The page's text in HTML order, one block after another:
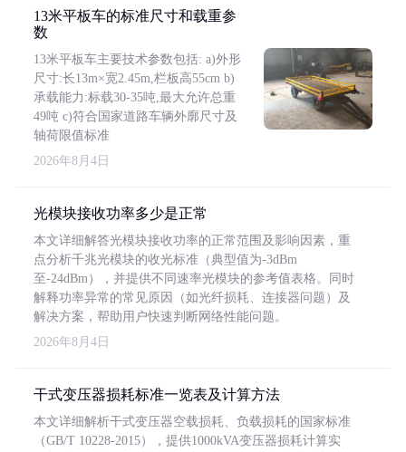
13米平板车的标准尺寸和载重参
数
13米平板车主要技术参数包括: a)外形
尺寸:长13m×宽2.45m,栏板高55cm b)
承载能力:标载30-35吨,最大允许总重
49吨 c)符合国家道路车辆外廓尺寸及
轴荷限值标准
2026年8月4日
光模块接收功率多少是正常
本文详细解答光模块接收功率的正常范围及影响因素，重
点分析千兆光模块的收光标准（典型值为-3dBm
至-24dBm），并提供不同速率光模块的参考值表格。同时
解释功率异常的常见原因（如光纤损耗、连接器问题）及
解决方案，帮助用户快速判断网络性能问题。
2026年8月4日
干式变压器损耗标准一览表及计算方法
本文详细解析干式变压器空载损耗、负载损耗的国家标准
（GB/T 10228-2015），提供1000kVA变压器损耗计算实